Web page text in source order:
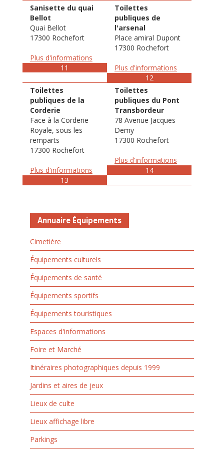
Sanisette du quai
Bellot
Quai Bellot
17300 Rochefort
Plus d'informations
11
Toilettes
publiques de
l'arsenal
Place amiral Dupont
17300 Rochefort
Plus d'informations
12
Toilettes
publiques de la
Corderie
Face à la Corderie
Royale, sous les
remparts
17300 Rochefort
Plus d'informations
13
Toilettes
publiques du Pont
Transbordeur
78 Avenue Jacques
Demy
17300 Rochefort
Plus d'informations
14
Annuaire Équipements
Cimetière
Équipements culturels
Équipements de santé
Équipements sportifs
Équipements touristiques
Espaces d'informations
Foire et Marché
Itinéraires photographiques depuis 1999
Jardins et aires de jeux
Lieux de culte
Lieux affichage libre
Parkings